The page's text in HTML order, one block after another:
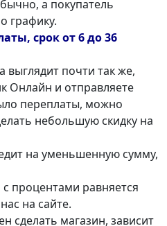
а покупатель
графику.
срок от 6 до 36
выглядит почти так же,
Онлайн и отправляете
переплаты, можно
небольшую скидку на
на уменьшенную сумму,
процентами равняется
на сайте.
сделать магазин, зависит